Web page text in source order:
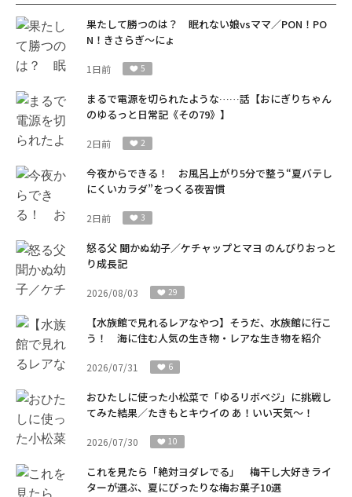
果たして勝つのは？ 眠れない娘vsママ／PON！PO
N！きさらぎ～にょ
1日前 5
まるで電源を切られたような……話【おにぎりちゃん
のゆるっと日常記《その79》】
2日前 2
今夜からできる！ お風呂上がり5分で整う“夏バテし
にくいカラダ”をつくる夜習慣
2日前 3
怒る父 聞かぬ幼子／ケチャップとマヨ のんびりおっと
り成長記
2026/08/03 29
【水族館で見れるレアなやつ】そうだ、水族館に行こ
う！ 海に住む人気の生き物・レアな生き物を紹介
2026/07/31 6
おひたしに使った小松菜で「ゆるリボベジ」に挑戦し
てみた結果／たきもとキウイの あ！いい天気～！
2026/07/30 10
これを見たら「絶対ヨダレでる」 梅干し大好きライ
ターが選ぶ、夏にぴったりな梅お菓子10選